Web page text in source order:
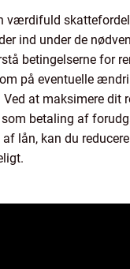
værdifuld
ind under de
betingelserne for
på eventuelle
at maksimere dit
betaling af
lån, kan du